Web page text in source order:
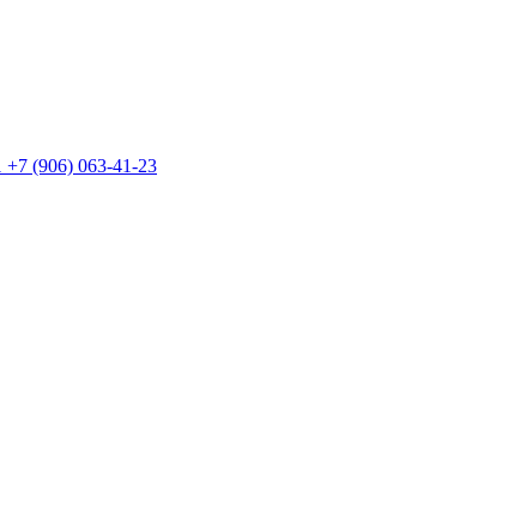
+7 (906) 063-41-23